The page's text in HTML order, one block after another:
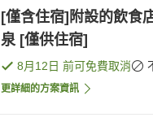
[僅含住宿]附設的飲食
泉 [僅供住宿]
8月12日 前可免費取消
更詳細的方案資訊